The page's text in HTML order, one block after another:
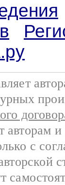
авторам
с